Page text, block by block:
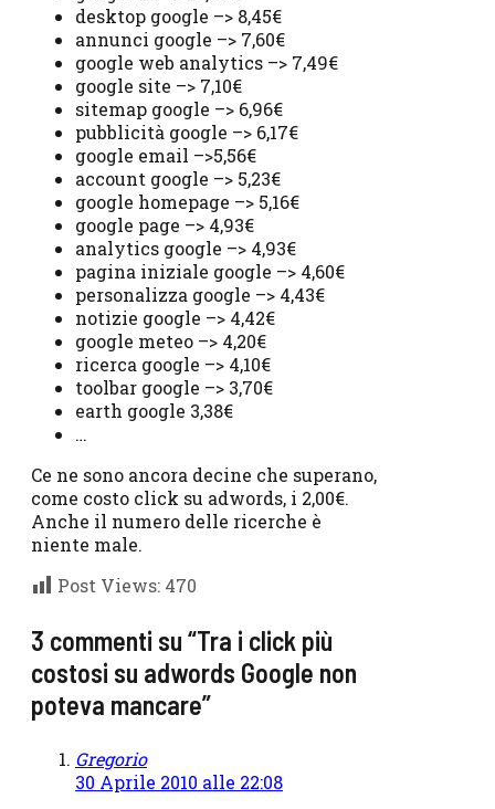
desktop google –> 8,45€
annunci google –> 7,60€
google web analytics –> 7,49€
google site –> 7,10€
sitemap google –> 6,96€
pubblicità google –> 6,17€
google email –>5,56€
account google –> 5,23€
google homepage –> 5,16€
google page –> 4,93€
analytics google –> 4,93€
pagina iniziale google –> 4,60€
personalizza google –> 4,43€
notizie google –> 4,42€
google meteo –> 4,20€
ricerca google –> 4,10€
toolbar google –> 3,70€
earth google 3,38€
…
Ce ne sono ancora decine che superano,
come costo click su adwords, i 2,00€.
Anche il numero delle ricerche è
niente male.
Post Views: 470
3 commenti su “Tra i click più
costosi su adwords Google non
poteva mancare”
Gregorio
30 Aprile 2010 alle 22:08